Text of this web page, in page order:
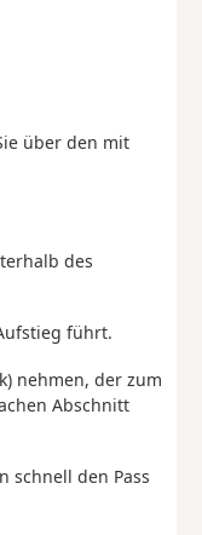
über den mit
des
führt.
nehmen, der zum
Abschnitt
schnell den Pass